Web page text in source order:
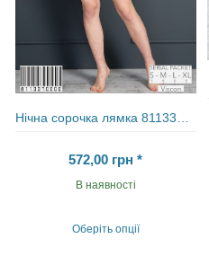
572,00 грн *
В наявності
Оберіть опції